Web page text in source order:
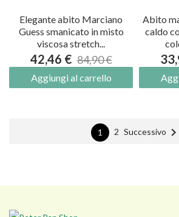
Elegante abito Marciano
Guess smanicato in misto
viscosa stretch...
42,46 € 84,90 €
Aggiungi al carrello
Abito
caldo
1 2 Successivo 